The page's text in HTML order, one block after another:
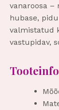
vanaroosa –
hubase,
valmistatud
vastupidav,
Tooteinfo